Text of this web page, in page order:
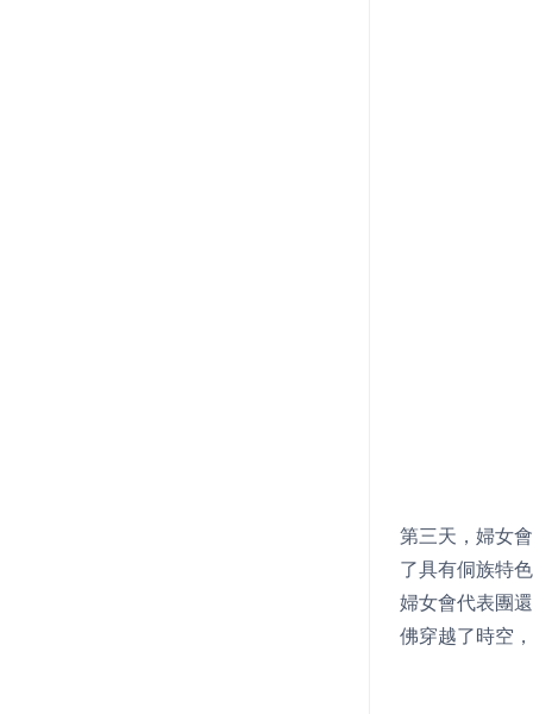
第三天，婦女
了具有侗族特
婦女會代表團
佛穿越了時空